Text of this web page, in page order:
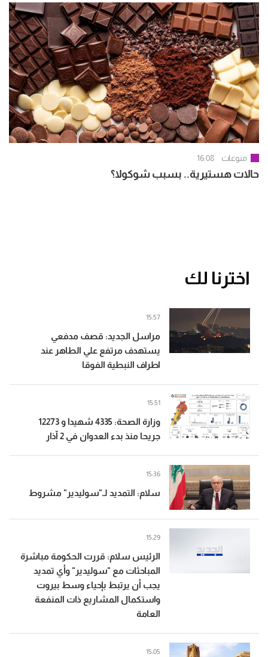
منوعات 16:08
حالات هستيرية.. بسبب شوكولا؟
اخترنا لك
مراسل الجديد: قصف مدفعي
يستهدف مرتفع علي الطاهر عند
اطراف النبطية الفوقا
15:57
وزارة الصحة: 4335 شهيدا و 12273
جريحا منذ بدء العدوان في 2 آذار
15:51
سلام: التمديد لـ"سوليدير" مشروط
15:36
الرئيس سلام: قررت الحكومة مباشرة
المباحثات مع "سوليدير" وأي تمديد
يجب أن يرتبط بإحياء وسط بيروت
واستكمال المشاريع ذات المنفعة
العامة
15:29
15:05